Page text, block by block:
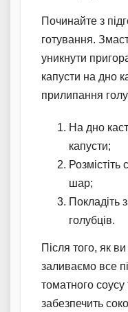
Починайте з
готування.
уникнути
капусти на дно
прилипання
На дно
капусти;
шар;
Покладіть
голубців.
Після того, як
заливаємо все
томатного
забезпечить